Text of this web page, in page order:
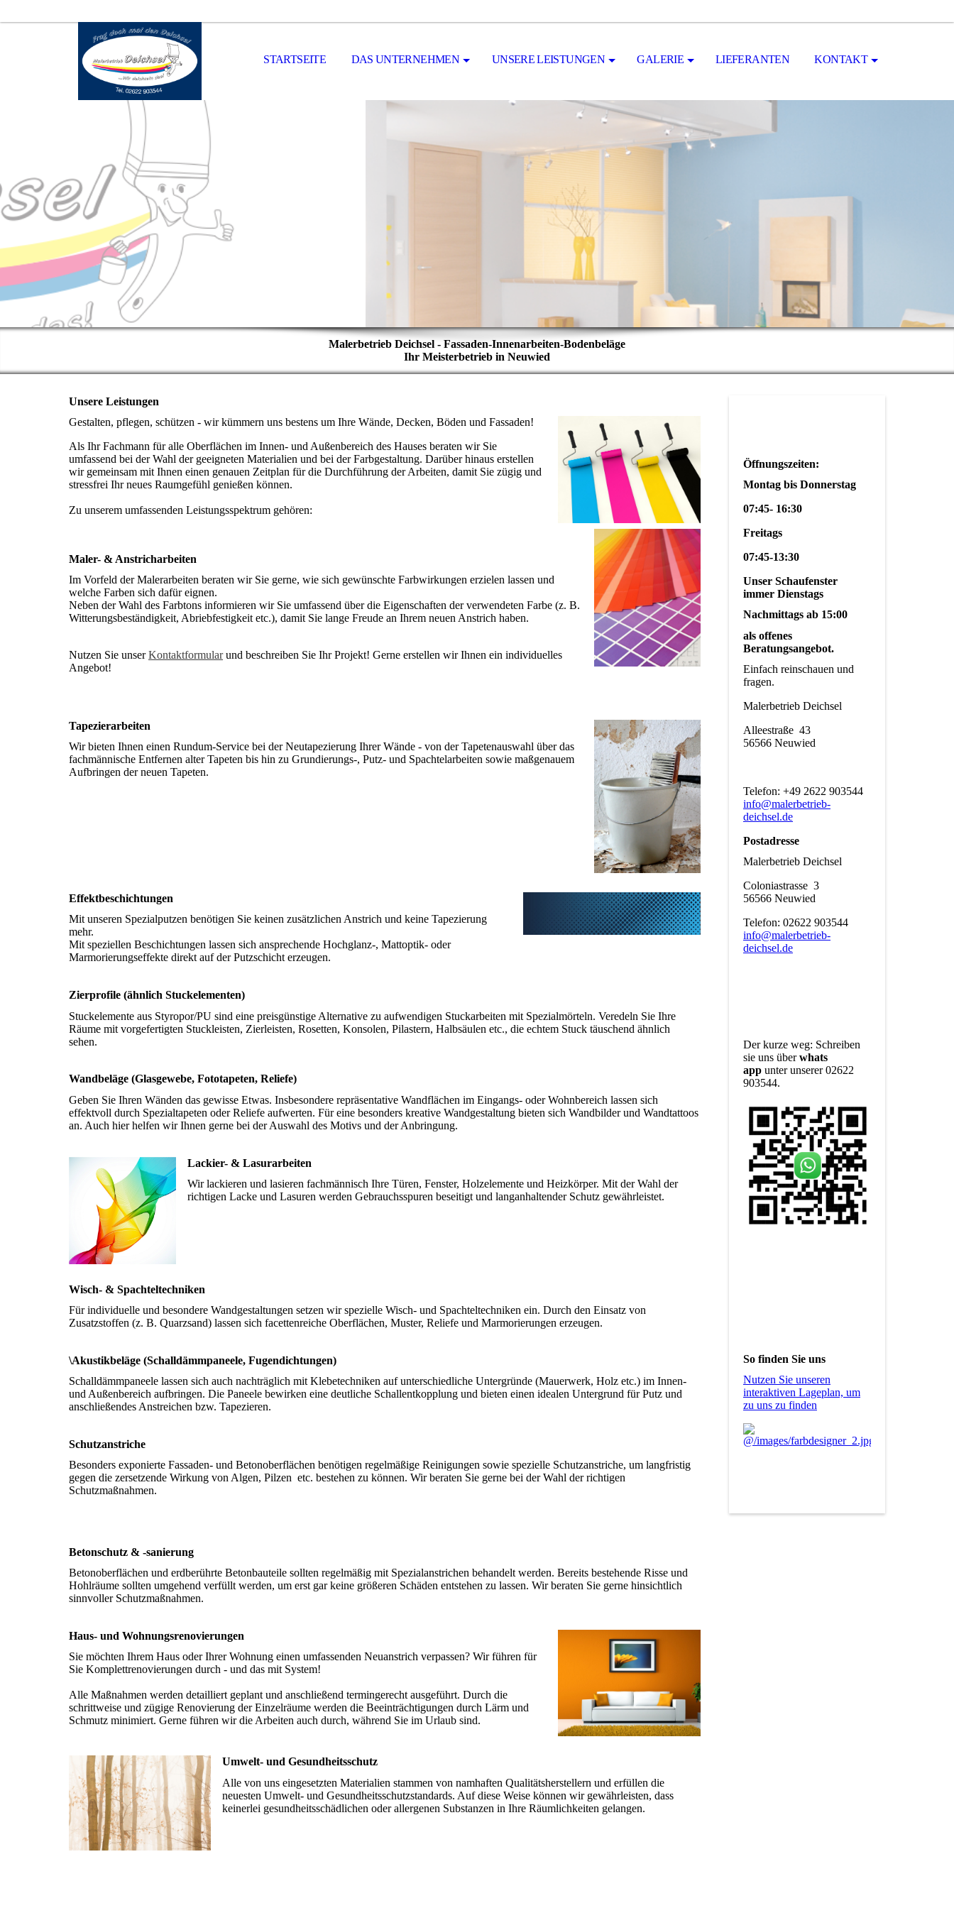
STARTSEITE DAS UNTERNEHMEN UNSERE LEISTUNGEN GALERIE LIEFERANTEN KONTAKT
Malerbetrieb Deichsel - Fassaden-Innenarbeiten-Bodenbeläge
Ihr Meisterbetrieb in Neuwied
Unsere Leistungen
Gestalten, pflegen, schützen - wir kümmern uns bestens um Ihre Wände, Decken, Böden und Fassaden!
Als Ihr Fachmann für alle Oberflächen im Innen- und Außenbereich des Hauses beraten wir Sie
umfassend bei der Wahl der geeigneten Materialien und bei der Farbgestaltung. Darüber hinaus erstellen
wir gemeinsam mit Ihnen einen genauen Zeitplan für die Durchführung der Arbeiten, damit Sie zügig und
stressfrei Ihr neues Raumgefühl genießen können.
Zu unserem umfassenden Leistungsspektrum gehören:
Maler- & Anstricharbeiten
Im Vorfeld der Malerarbeiten beraten wir Sie gerne, wie sich gewünschte Farbwirkungen erzielen lassen und
welche Farben sich dafür eignen.
Neben der Wahl des Farbtons informieren wir Sie umfassend über die Eigenschaften der verwendeten Farbe (z. B.
Witterungsbeständigkeit, Abriebfestigkeit etc.), damit Sie lange Freude an Ihrem neuen Anstrich haben.
Nutzen Sie unserKontaktformularund beschreiben Sie Ihr Projekt! Gerne erstellen wir Ihnen ein individuelles
Angebot!
Tapezierarbeiten
Wir bieten Ihnen einen Rundum-Service bei der Neutapezierung Ihrer Wände - von der Tapetenauswahl über das
fachmännische Entfernen alter Tapeten bis hin zu Grundierungs-, Putz- und Spachtelarbeiten sowie maßgenauem
Aufbringen der neuen Tapeten.
Effektbeschichtungen
Mit unseren Spezialputzen benötigen Sie keinen zusätzlichen Anstrich und keine Tapezierung
mehr.
Mit speziellen Beschichtungen lassen sich ansprechende Hochglanz-, Mattoptik- oder
Marmorierungseffekte direkt auf der Putzschicht erzeugen.
Zierprofile (ähnlich Stuckelementen)
Stuckelemente aus Styropor/PU sind eine preisgünstige Alternative zu aufwendigen Stuckarbeiten mit Spezialmörteln. Veredeln Sie Ihre
Räume mit vorgefertigten Stuckleisten, Zierleisten, Rosetten, Konsolen, Pilastern, Halbsäulen etc., die echtem Stuck täuschend ähnlich
sehen.
Wandbeläge (Glasgewebe, Fototapeten, Reliefe)
Geben Sie Ihren Wänden das gewisse Etwas. Insbesondere repräsentative Wandflächen im Eingangs- oder Wohnbereich lassen sich
effektvoll durch Spezialtapeten oder Reliefe aufwerten. Für eine besonders kreative Wandgestaltung bieten sich Wandbilder und Wandtattoos
an. Auch hier helfen wir Ihnen gerne bei der Auswahl des Motivs und der Anbringung.
Lackier- & Lasurarbeiten
Wir lackieren und lasieren fachmännisch Ihre Türen, Fenster, Holzelemente und Heizkörper. Mit der Wahl der
richtigen Lacke und Lasuren werden Gebrauchsspuren beseitigt und langanhaltender Schutz gewährleistet.
Wisch- & Spachteltechniken
Für individuelle und besondere Wandgestaltungen setzen wir spezielle Wisch- und Spachteltechniken ein. Durch den Einsatz von
Zusatzstoffen (z. B. Quarzsand) lassen sich facettenreiche Oberflächen, Muster, Reliefe und Marmorierungen erzeugen.
\Akustikbeläge (Schalldämmpaneele, Fugendichtungen)
Schalldämmpaneele lassen sich auch nachträglich mit Klebetechniken auf unterschiedliche Untergründe (Mauerwerk, Holz etc.) im Innen-
und Außenbereich aufbringen. Die Paneele bewirken eine deutliche Schallentkopplung und bieten einen idealen Untergrund für Putz und
anschließendes Anstreichen bzw. Tapezieren.
Schutzanstriche
Besonders exponierte Fassaden- und Betonoberflächen benötigen regelmäßige Reinigungen sowie spezielle Schutzanstriche, um langfristig
gegen die zersetzende Wirkung von Algen, Pilzen etc. bestehen zu können. Wir beraten Sie gerne bei der Wahl der richtigen
Schutzmaßnahmen.
Betonschutz & -sanierung
Betonoberflächen und erdberührte Betonbauteile sollten regelmäßig mit Spezialanstrichen behandelt werden. Bereits bestehende Risse und
Hohlräume sollten umgehend verfüllt werden, um erst gar keine größeren Schäden entstehen zu lassen. Wir beraten Sie gerne hinsichtlich
sinnvoller Schutzmaßnahmen.
Haus- und Wohnungsrenovierungen
Sie möchten Ihrem Haus oder Ihrer Wohnung einen umfassenden Neuanstrich verpassen? Wir führen für
Sie Komplettrenovierungen durch - und das mit System!
Alle Maßnahmen werden detailliert geplant und anschließend termingerecht ausgeführt. Durch die
schrittweise und zügige Renovierung der Einzelräume werden die Beeinträchtigungen durch Lärm und
Schmutz minimiert. Gerne führen wir die Arbeiten auch durch, während Sie im Urlaub sind.
Umwelt- und Gesundheitsschutz
Alle von uns eingesetzten Materialien stammen von namhaften Qualitätsherstellern und erfüllen die
neuesten Umwelt- und Gesundheitsschutzstandards. Auf diese Weise können wir gewährleisten, dass
keinerlei gesundheitsschädlichen oder allergenen Substanzen in Ihre Räumlichkeiten gelangen.
Öffnungszeiten:
Montag bis Donnerstag
07:45- 16:30
Freitags
07:45-13:30
Unser Schaufenster
immer Dienstags
Nachmittags ab 15:00
als offenes
Beratungsangebot.
Einfach reinschauen und
fragen.
Malerbetrieb Deichsel
Alleestraße 43
56566 Neuwied
Telefon: +49 2622 903544
info@malerbetrieb-
deichsel.de
Postadresse
Malerbetrieb Deichsel
Coloniastrasse 3
56566 Neuwied
Telefon: 02622 903544
info@malerbetrieb-
deichsel.de
Der kurze weg: Schreiben
sie uns überwhats
app unter unserer 02622
903544.
So finden Sie uns
Nutzen Sie unseren
interaktiven La­ge­plan, um
zu uns zu finden